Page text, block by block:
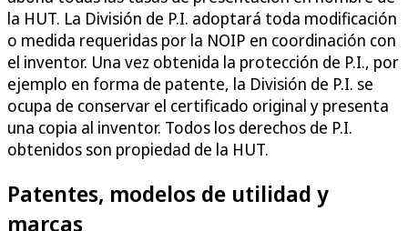
la HUT. La División de P.I. adoptará toda modificación
o medida requeridas por la NOIP en coordinación con
el inventor. Una vez obtenida la protección de P.I., por
ejemplo en forma de patente, la División de P.I. se
ocupa de conservar el certificado original y presenta
una copia al inventor. Todos los derechos de P.I.
obtenidos son propiedad de la HUT.
Patentes, modelos de utilidad y
marcas